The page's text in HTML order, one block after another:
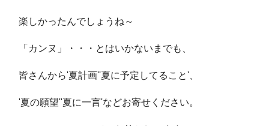
楽しかったんでしょうね～
「カンヌ」・・・とはいかないまでも、
皆さんから'夏計画''夏に予定してること'、
'夏の願望''夏に一言'などお寄せください。